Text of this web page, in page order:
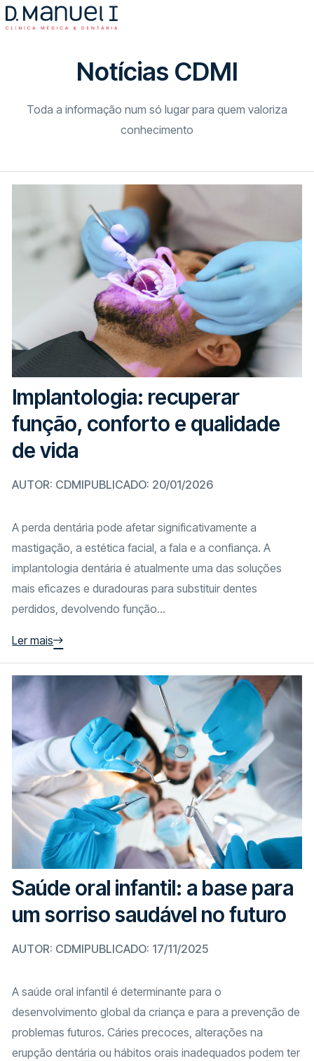
Notícias CDMI
Toda a informação num só lugar para quem valoriza
conhecimento
Implantologia: recuperar
função, conforto e qualidade
de vida
AUTOR: CDMIPUBLICADO: 20/01/2026
A perda dentária pode afetar significativamente a
mastigação, a estética facial, a fala e a confiança. A
implantologia dentária é atualmente uma das soluções
mais eficazes e duradouras para substituir dentes
perdidos, devolvendo função...
Ler mais
Saúde oral infantil: a base para
um sorriso saudável no futuro
AUTOR: CDMIPUBLICADO: 17/11/2025
A saúde oral infantil é determinante para o
desenvolvimento global da criança e para a prevenção de
problemas futuros. Cáries precoces, alterações na
erupção dentária ou hábitos orais inadequados podem ter